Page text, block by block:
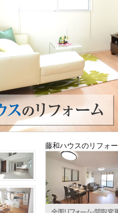
藤和ハウスのリフォ